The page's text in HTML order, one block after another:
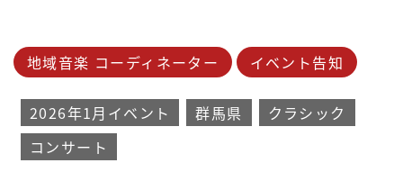
地域音楽 コーディネーター イベント告知
2026年1月イベント 群馬県
クラシック
コンサート